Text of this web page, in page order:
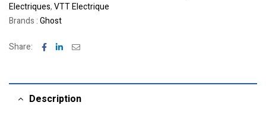
Electriques,VTT Electrique
Brands :Ghost
Share: Facebook
LinkedinEmail
Description